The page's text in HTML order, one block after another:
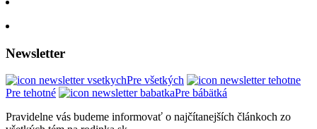
Newsletter
Pre všetkých
Pre tehotné
Pre bábätká
Pravidelne vás budeme informovať o najčítanejších článkoch zo